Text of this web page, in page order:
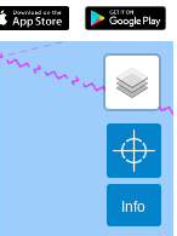
Info